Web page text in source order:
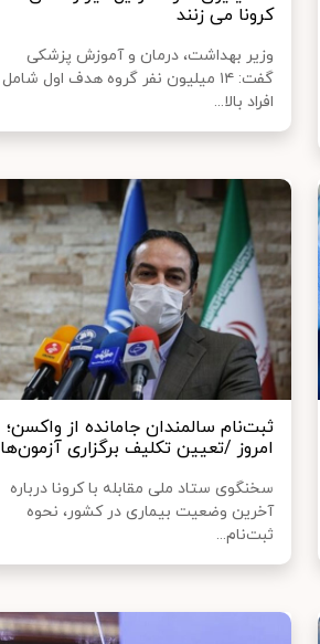
کرونا می زنند
وزیر بهداشت، درمان و آموزش پزشکی
گفت: ۱۴ میلیون نفر گروه هدف اول شامل
افراد بالا...
ثبت‌نام سالمندان جامانده از واکسن؛
امروز /تعیین تکلیف برگزاری آزمون‌ها
سخنگوی ستاد ملی مقابله با کرونا درباره
آخرین وضعیت بیماری در کشور، نحوه
ثبت‌نام...